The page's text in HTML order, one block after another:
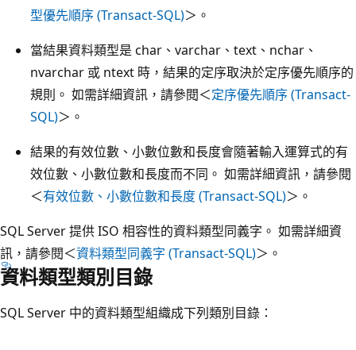
型優先順序 (Transact-SQL)＞。
當結果資料類型是 char、varchar、text、nchar、
nvarchar 或 ntext 時，結果的定序取決於定序優先順序的
規則。 如需詳細資訊，請參閱＜定序優先順序 (Transact-
SQL)＞。
結果的有效位數、小數位數和長度會隨著輸入運算式的有
效位數、小數位數和長度而不同。 如需詳細資訊，請參閱
＜有效位數、小數位數和長度 (Transact-SQL)＞。
SQL Server 提供 ISO 相容性的資料類型同義字。 如需詳細資
訊，請參閱＜資料類型同義字 (Transact-SQL)＞。
資料類型類別目錄
SQL Server 中的資料類型組織成下列類別目錄：